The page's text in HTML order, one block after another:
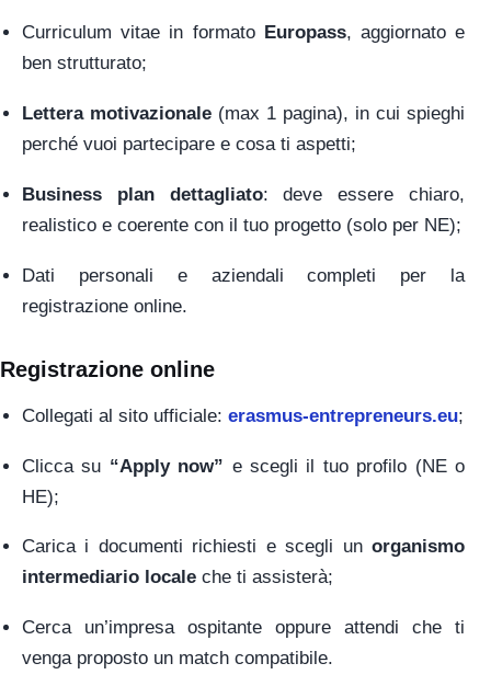
Curriculum vitae in formato Europass, aggiornato e
ben strutturato;
Lettera motivazionale (max 1 pagina), in cui spieghi
perché vuoi partecipare e cosa ti aspetti;
Business plan dettagliato: deve essere chiaro,
realistico e coerente con il tuo progetto (solo per NE);
Dati personali e aziendali completi per la
registrazione online.
Registrazione online
Collegati al sito ufficiale: erasmus-entrepreneurs.eu;
Clicca su “Apply now” e scegli il tuo profilo (NE o
HE);
Carica i documenti richiesti e scegli un organismo
intermediario locale che ti assisterà;
Cerca un’impresa ospitante oppure attendi che ti
venga proposto un match compatibile.